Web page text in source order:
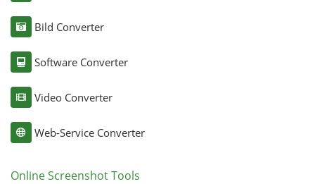
Bild Converter
Software Converter
Video Converter
Web-Service Converter
Online Screenshot Tools